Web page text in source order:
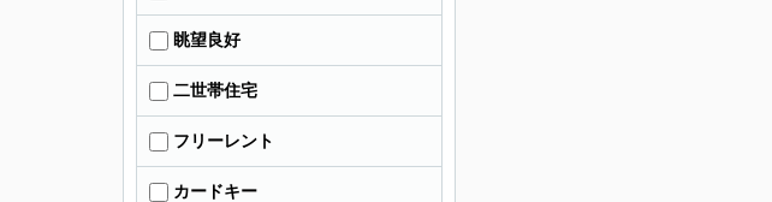
眺望良好
二世帯住宅
フリーレント
カードキー